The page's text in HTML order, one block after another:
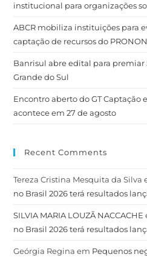
institucional para organizações
ABCR mobiliza instituições para
captação de recursos do
Banrisul abre edital para premiar
Grande do Sul
Encontro aberto do GT Captação
acontece em 27 de agosto
Recent Comments
Tereza Cristina Mesquita da Silva
no Brasil 2026 terá resultados
SILVIA MARIA LOUZÃ NACCACHE
no Brasil 2026 terá resultados
Geórgia Regina em Pequenos